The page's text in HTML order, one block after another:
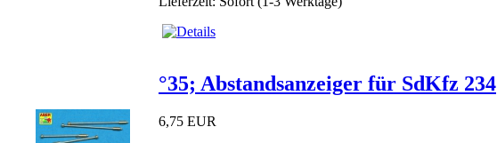
°35; Abstandsanzeiger für SdKfz 234
6,75 EUR